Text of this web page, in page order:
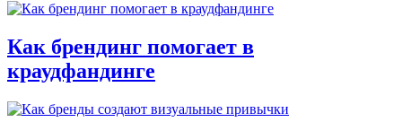
Как брендинг помогает в
краудфандинге